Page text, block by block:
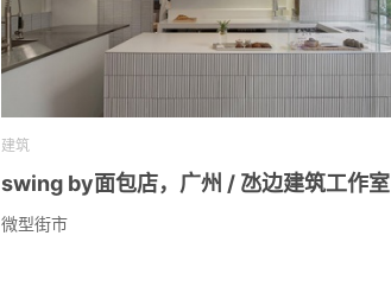
建筑
swing by面包店，广州 / 氹边建筑工作室
微型街市